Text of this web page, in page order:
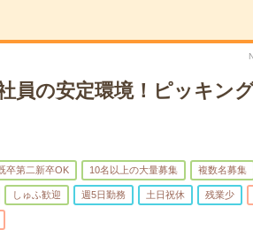
員の安定環境！ピッキン
卒第二新卒OK 10名以上の大量募集 複数名募集
しゅふ歓迎 週5日勤務 土日祝休 残業少